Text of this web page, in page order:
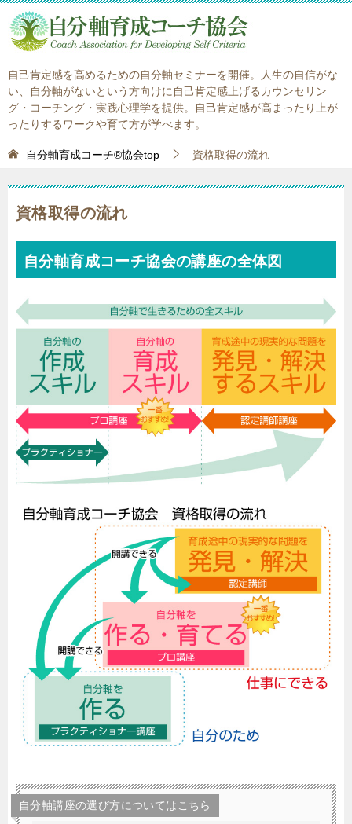
自己肯定感を高めるための自分軸セミナーを開催。人生の自信がな
い、自分軸がないという方向けに自己肯定感上げるカウンセリン
グ・コーチング・実践心理学を提供。自己肯定感が高まったり上が
ったりするワークや育て方が学べます。
自分軸育成コーチ®協会top 資格取得の流れ
資格取得の流れ
自分軸育成コーチ協会の講座の全体図
自分軸講座の選び方についてはこちら